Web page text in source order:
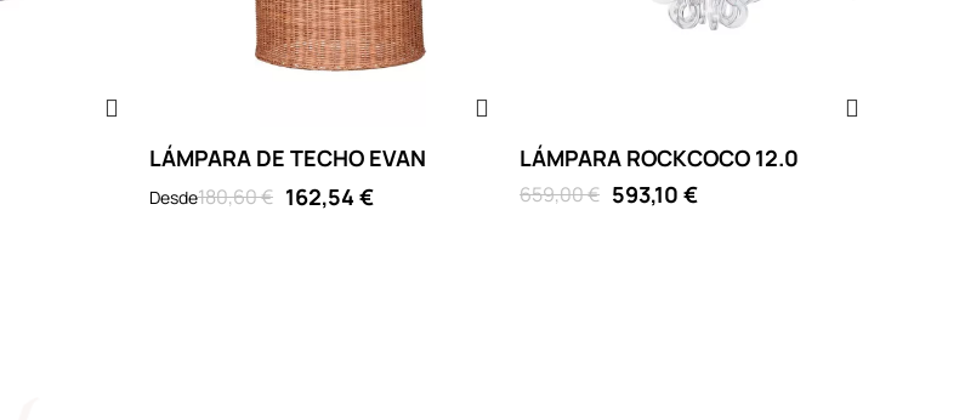
LÁMPARA DE TECHO EVAN
Desde180,60 € 162,54 €
LÁMPARA ROCKCOCO 12.0
659,00 € 593,10 €